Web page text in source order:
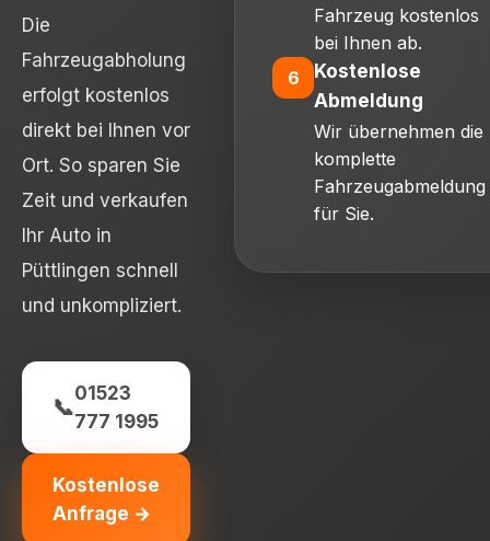
Die
Fahrzeugabholung
erfolgt kostenlos
direkt bei Ihnen vor
Ort. So sparen Sie
Zeit und verkaufen
Ihr Auto in
Püttlingen schnell
und unkompliziert.
📞
01523
777 1995
Kostenlose
Anfrage →
Fahrzeug kostenlos
bei Ihnen ab.
6
Kostenlose
Abmeldung
Wir übernehmen die
komplette
Fahrzeugabmeldung
für Sie.